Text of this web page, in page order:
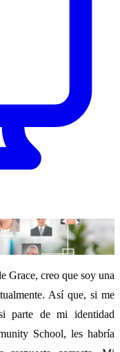
Grace, creo que soy una
Así que, si me
parte de mi identidad
School, les habría